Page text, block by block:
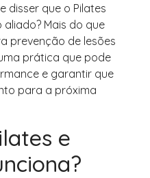
disser que o Pilates
Mais do que
prevenção de lesões
prática que pode
e garantir que
para a próxima
e